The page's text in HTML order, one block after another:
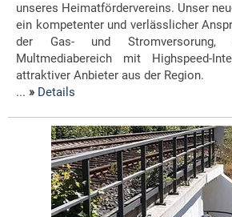
unseres Heimatfördervereins. Unser
ein kompetenter und verlässlicher
der Gas- und
Multmediabereich mit Highspeed-
attraktiver Anbieter aus der Region.
... » Details